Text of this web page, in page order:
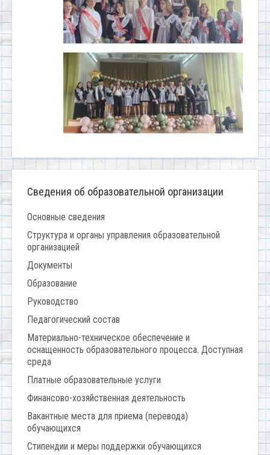
Сведения об образовательной организации
Основные сведения
Структура и органы управления образовательной
организацией
Документы
Образование
Руководство
Педагогический состав
Материально-техническое обеспечение и
оснащенность образовательного процесса. Доступная
среда
Платные образовательные услуги
Финансово-хозяйственная деятельность
Вакантные места для приема (перевода)
обучающихся
Стипендии и меры поддержки обучающихся